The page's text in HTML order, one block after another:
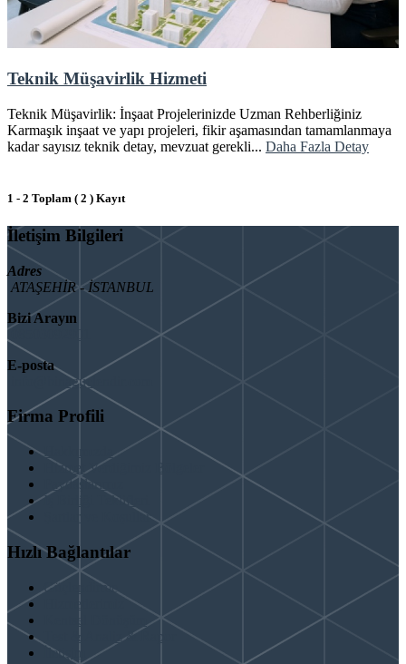
Teknik Müşavirlik Hizmeti
Teknik Müşavirlik: İnşaat Projelerinizde Uzman Rehberliğiniz
Karmaşık inşaat ve yapı projeleri, fikir aşamasından tamamlanmaya
kadar sayısız teknik detay, mevzuat gerekli... Daha Fazla Detay
1 - 2 Toplam ( 2 ) Kayıt
İletişim Bilgileri
Adres
ATAŞEHİR - İSTANBUL
Bizi Arayın
E-posta
info@binaguclendir.com
Firma Profili
Hakkımızda
Hizmet Verdiğimiz Bölgeler
Paydaşlarımız
İş Birliği Teklifleri
Şartlar ve Koşullar
Hızlı Bağlantılar
Güçlendirme
Hizmetlerimiz
Test & Analiz & Rapor
İletişim